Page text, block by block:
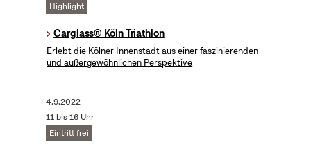
Highlight
Carglass® Köln Triathlon
Erlebt die Kölner Innenstadt aus einer faszinierenden
und außergewöhnlichen Perspektive
4.9.2022
11 bis 16 Uhr
Eintritt frei